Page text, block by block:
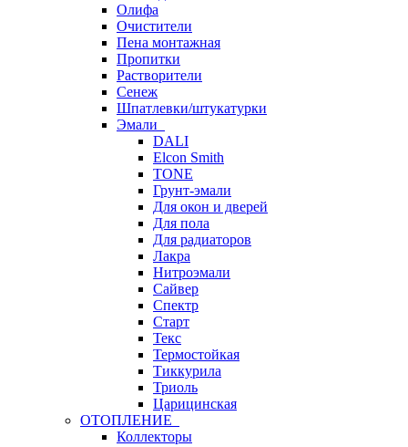
Олифа
Очистители
Пена монтажная
Пропитки
Растворители
Сенеж
Шпатлевки/штукатурки
Эмали
DALI
Elcon Smith
TONE
Грунт-эмали
Для окон и дверей
Для пола
Для радиаторов
Лакра
Нитроэмали
Сайвер
Спектр
Старт
Текс
Термостойкая
Тиккурила
Триоль
Царицинская
ОТОПЛЕНИЕ
Коллекторы